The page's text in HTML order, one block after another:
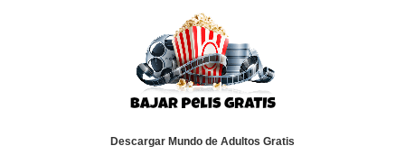
Descargar Mundo de Adultos Gratis